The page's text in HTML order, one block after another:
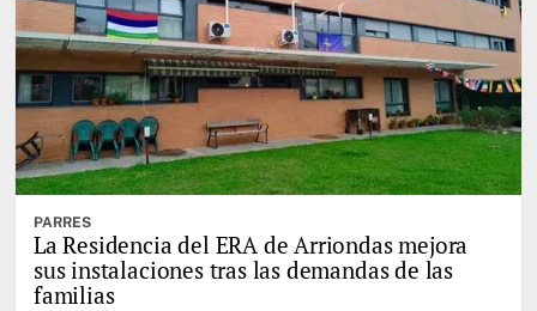
PARRES
La Residencia del ERA de Arriondas mejora
sus instalaciones tras las demandas de las
familias